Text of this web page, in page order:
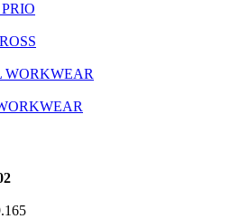
WORKWEAR